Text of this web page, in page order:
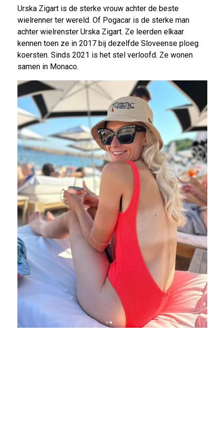
Urska Zigart is de sterke vrouw achter de beste
wielrenner ter wereld. Of Pogacar is de sterke man
achter wielrenster Urska Zigart. Ze leerden elkaar
kennen toen ze in 2017 bij dezelfde Sloveense ploeg
koersten. Sinds 2021 is het stel verloofd. Ze wonen
samen in Monaco.